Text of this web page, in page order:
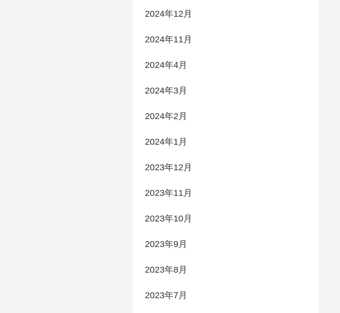
2024年12月
2024年11月
2024年4月
2024年3月
2024年2月
2024年1月
2023年12月
2023年11月
2023年10月
2023年9月
2023年8月
2023年7月